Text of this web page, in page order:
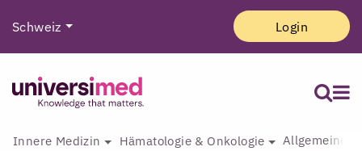
Schweiz Login
Innere Medizin Hämatologie & Onkologie Allgemeine